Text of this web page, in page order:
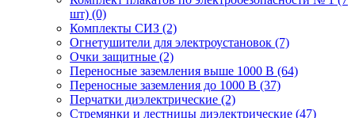
шт) (0)
Комплекты СИЗ (2)
Огнетушители для электроустановок (7)
Очки защитные (2)
Переносные заземления выше 1000 В (64)
Переносные заземления до 1000 В (37)
Перчатки диэлектрические (2)
Стремянки и лестницы диэлектрические (47)